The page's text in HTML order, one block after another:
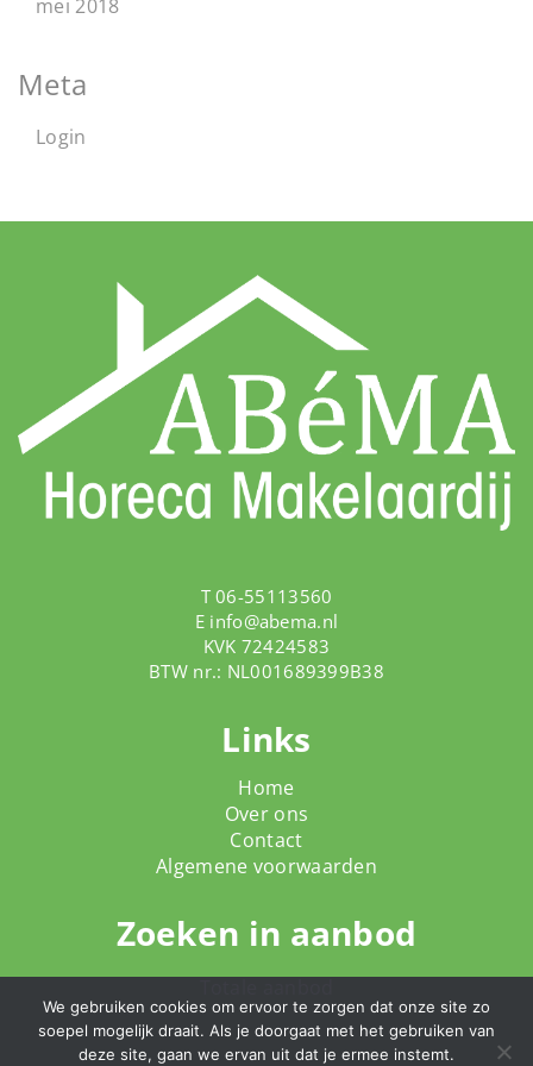
mei 2018
Meta
Login
T 06-55113560
E info@abema.nl
KVK 72424583
BTW nr.: NL001689399B38
Links
Home
Over ons
Contact
Algemene voorwaarden
Zoeken in aanbod
We gebruiken cookies om ervoor te zorgen dat onze site zo
soepel mogelijk draait. Als je doorgaat met het gebruiken van
deze site, gaan we ervan uit dat je ermee instemt.